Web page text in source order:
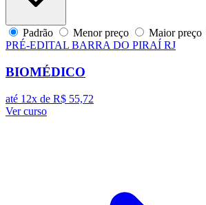
Padrão Menor preço Maior preço
PRÉ-EDITAL BARRA DO PIRAÍ RJ
BIOMÉDICO
até 12x de R$ 55,72
Ver curso